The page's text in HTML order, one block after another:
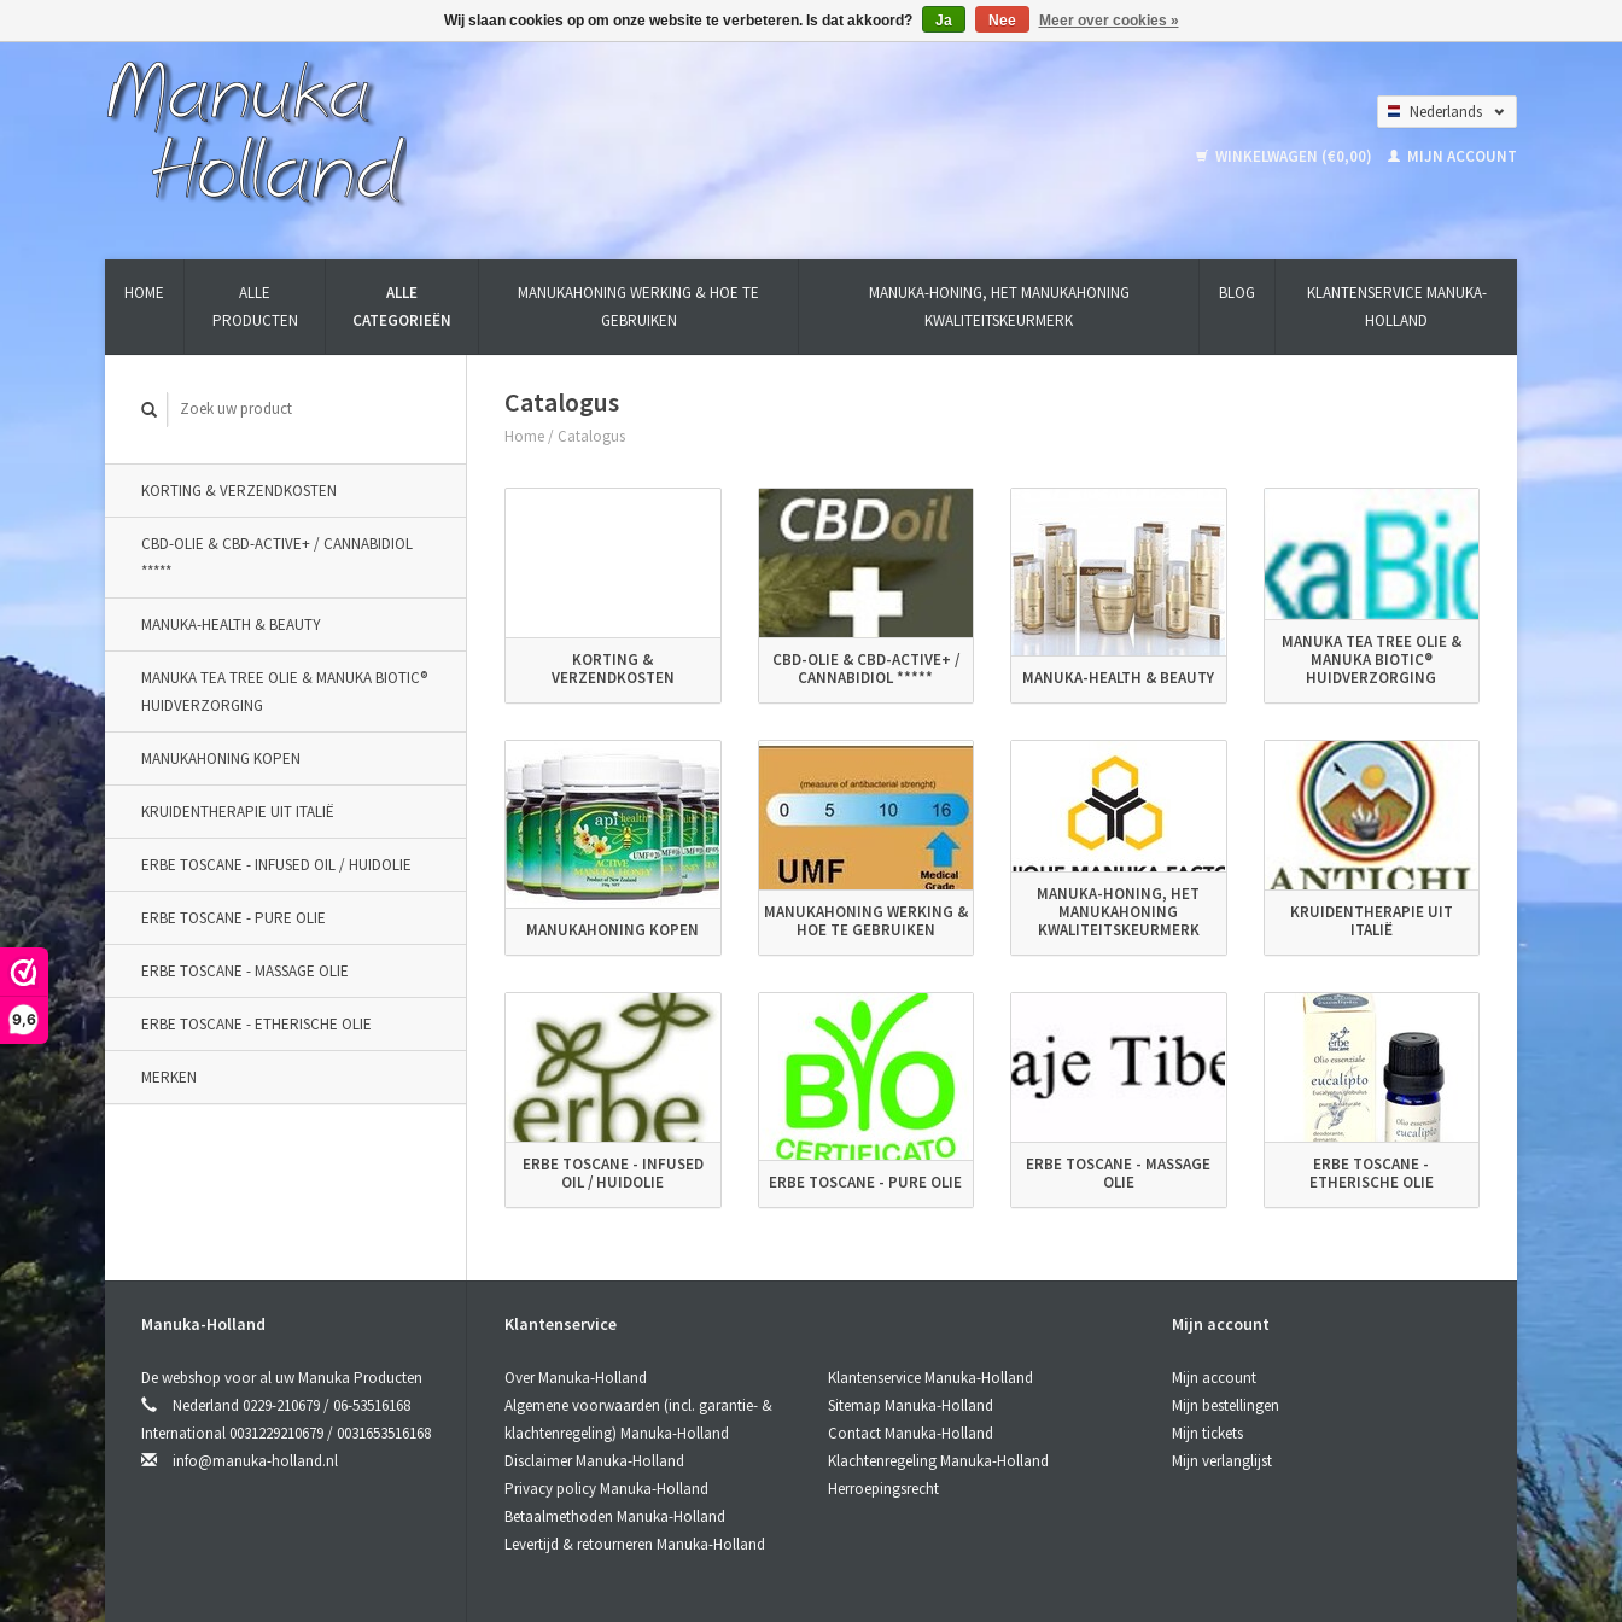
9,6
Nederlands
English
WINKELWAGEN (€0,00) MIJN ACCOUNT
HOME
ALLE
PRODUCTEN
ALLE
CATEGORIEËN
MANUKAHONING WERKING & HOE TE
GEBRUIKEN
MANUKA-HONING, HET MANUKAHONING
KWALITEITSKEURMERK
BLOG
KLANTENSERVICE MANUKA-
HOLLAND
KORTING & VERZENDKOSTEN
CBD-OLIE & CBD-ACTIVE+ / CANNABIDIOL
*****
MANUKA-HEALTH & BEAUTY
MANUKA TEA TREE OLIE & MANUKA BIOTIC®
HUIDVERZORGING
MANUKAHONING KOPEN
KRUIDENTHERAPIE UIT ITALIË
ERBE TOSCANE - INFUSED OIL / HUIDOLIE
ERBE TOSCANE - PURE OLIE
ERBE TOSCANE - MASSAGE OLIE
ERBE TOSCANE - ETHERISCHE OLIE
MERKEN
Catalogus
Home / Catalogus
KORTING &
VERZENDKOSTEN
CBD-OLIE & CBD-ACTIVE+ /
CANNABIDIOL *****
MANUKA-HEALTH & BEAUTY
MANUKA TEA TREE OLIE &
MANUKA BIOTIC®
HUIDVERZORGING
MANUKAHONING KOPEN
MANUKAHONING WERKING &
HOE TE GEBRUIKEN
MANUKA-HONING, HET
MANUKAHONING
KWALITEITSKEURMERK
KRUIDENTHERAPIE UIT
ITALIË
ERBE TOSCANE - INFUSED
OIL / HUIDOLIE
ERBE TOSCANE - PURE OLIE
ERBE TOSCANE - MASSAGE
OLIE
ERBE TOSCANE -
ETHERISCHE OLIE
Manuka-Holland
De webshop voor al uw Manuka Producten
Nederland 0229-210679 / 06-53516168
International 0031229210679 / 0031653516168
info@manuka-holland.nl
Klantenservice
Over Manuka-Holland
Algemene voorwaarden (incl. garantie- &
klachtenregeling) Manuka-Holland
Disclaimer Manuka-Holland
Privacy policy Manuka-Holland
Betaalmethoden Manuka-Holland
Levertijd & retourneren Manuka-Holland
Klantenservice Manuka-Holland
Sitemap Manuka-Holland
Contact Manuka-Holland
Klachtenregeling Manuka-Holland
Herroepingsrecht
Mijn account
Mijn account
Mijn bestellingen
Mijn tickets
Mijn verlanglijst
Wij slaan cookies op om onze website te verbeteren. Is dat akkoord? Ja Nee Meer over cookies »